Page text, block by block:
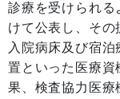
診療を受けられる
けて公表し、その
入院病床及び宿
置といった医療資
果、検査協力医療